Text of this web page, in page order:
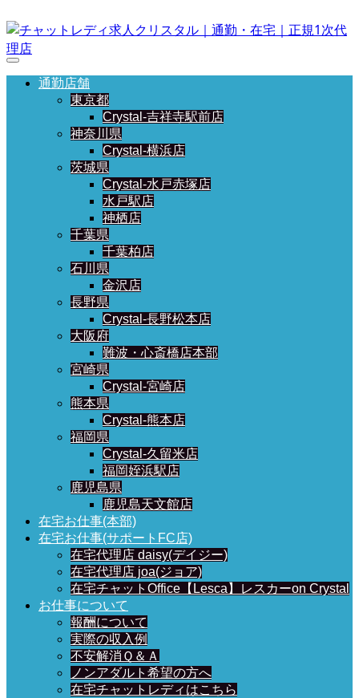
通勤店舗
東京都
Crystal-吉祥寺駅前店
神奈川県
Crystal-横浜店
茨城県
Crystal-水戸赤塚店
水戸駅店
神栖店
千葉県
千葉柏店
石川県
金沢店
長野県
Crystal-長野松本店
大阪府
難波・心斎橋店本部
宮崎県
Crystal-宮崎店
熊本県
Crystal-熊本店
福岡県
Crystal-久留米店
福岡姪浜駅店
鹿児島県
鹿児島天文館店
在宅お仕事(本部)
在宅お仕事(サポートFC店)
在宅代理店 daisy(デイジー)
在宅代理店 joa(ジョア)
在宅チャットOffice【Lesca】レスカーon Crystal
お仕事について
報酬について
実際の収入例
不安解消Ｑ＆Ａ
ノンアダルト希望の方へ
在宅チャットレディはこちら